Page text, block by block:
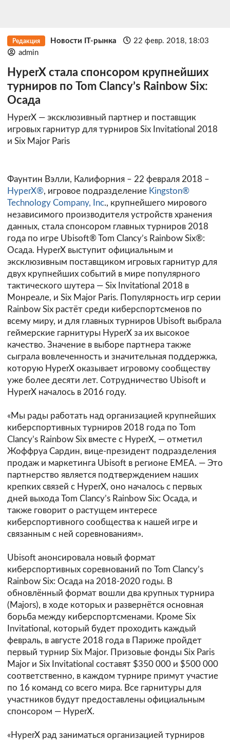
Редакция Новости IT-рынка
22 февр. 2018, 18:03
admin
HyperX стала спонсором крупнейших
турниров по Tom Clancy’s Rainbow Six:
Осада
HyperX — эксклюзивный партнер и поставщик
игровых гарнитур для турниров Six Invitational 2018
и Six Major Paris
Фаунтин Вэлли, Калифорния – 22 февраля 2018 –
HyperX®, игровое подразделение Kingston®
Technology Company, Inc., крупнейшего мирового
независимого производителя устройств хранения
данных, стала спонсором главных турниров 2018
года по игре Ubisoft® Tom Clancy’s Rainbow Six®:
Осада. HyperX выступит официальным и
эксклюзивным поставщиком игровых гарнитур для
двух крупнейших событий в мире популярного
тактического шутера — Six Invitational 2018 в
Монреале, и Six Major Paris. Популярность игр серии
Rainbow Six растёт среди киберспортсменов по
всему миру, и для главных турниров Ubisoft выбрала
геймерские гарнитуры HyperX за их высокое
качество. Значение в выборе партнера также
сыграла вовлеченность и значительная поддержка,
которую HyperX оказывает игровому сообществу
уже более десяти лет. Сотрудничество Ubisoft и
HyperX началось в 2016 году.
«Мы рады работать над организацией крупнейших
киберспортивных турниров 2018 года по Tom
Clancy’s Rainbow Six вместе с HyperX, — отметил
Жоффруа Сардин, вице-президент подразделения
продаж и маркетинга Ubisoft в регионе EMEA. — Это
партнерство является подтверждением наших
крепких связей с HyperX, оно началось с первых
дней выхода Tom Clancy’s Rainbow Six: Осада, и
также говорит о растущем интересе
киберспортивного сообщества к нашей игре и
связанным с ней соревнованиям».
Ubisoft анонсировала новый формат
киберспортивных соревнований по Tom Clancy’s
Rainbow Six: Осада на 2018-2020 годы. В
обновлённый формат вошли два крупных турнира
(Majors), в ходе которых и развернётся основная
борьба между киберспортсменами. Кроме Six
Invitational, который будет проходить каждый
февраль, в августе 2018 года в Париже пройдет
первый турнир Six Major. Призовые фонды Six Paris
Major и Six Invitational составят $350 000 и $500 000
соответственно, в каждом турнире примут участие
по 16 команд со всего мира. Все гарнитуры для
участников будут предоставлены официальным
спонсором — HyperX.
«HyperX рад заниматься организацией турниров